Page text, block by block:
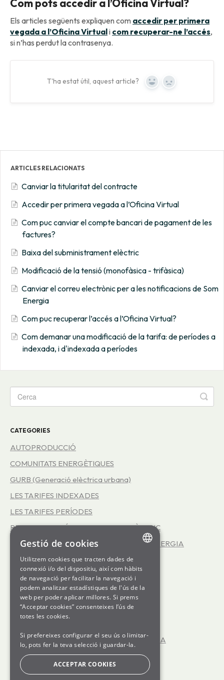
Com pots accedir a l’Oficina Virtual?
Els articles següents expliquen com accedir per primera
vegada a l’Oficina Virtuali com recuperar-ne l’accés,
si n’has perdut la contrasenya.
T'ha estat útil, aquest article? Yes No
ARTICLES RELACIONATS
Canviar la titularitat del contracte
Accedir per primera vegada a l’Oficina Virtual
Com puc canviar el compte bancari de pagament de les
factures?
Baixa del subministrament elèctric
Modificació de la tensió (monofàsica - trifàsica)
Canviar el correu electrònic per a les notificacions de Som
Energia
Com puc recuperar l’accés a l’Oficina Virtual?
Com demanar una modificació de la tarifa: de períodes a
indexada, i d'indexada a períodes
CATEGORIES
AUTOPRODUCCIÓ
COMUNITATS ENERGÈTIQUES
GURB (Generació elèctrica urbana)
LES TARIFES INDEXADES
LES TARIFES PERÍODES
REPRESENTACIÓ EN EL MERCAT ELÈCTRIC
EFICIÈNCIA ENERGÈTICA - SERVEI INFOENERGIA
LA COOPERATIVA SOM ENERGIA
LES TARIFES 3.0TD
LES TARIFES D'ALTA TENSIÓ
GENERATION kWh
ENCARA NO TINC LA LLUM CONTRACTADA
OFICINA VIRTUAL
FUNCIONAMENT DEL MERCAT ELÈCTRIC
ENGLISH
SPANISH
GL
Gestió de cookies
Utilitzem cookies que tracten dades de
connexió i/o del dispositiu, així com hàbits
de navegació per facilitar la navegació i
podem analitzar estadístiques de l'ús de la
web per poder aplicar millores. Si prems
“Acceptar cookies” consenteixes l’ús de
totes les cookies.
Si prefereixes configurar el seu ús o limitar-
lo, pots fer la teva selecció i guardar-la.
ACCEPTAR COOKIES